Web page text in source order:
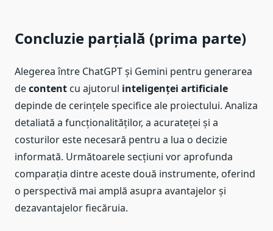
Concluzie parțială (prima parte)
Alegerea între ChatGPT și Gemini pentru generarea
decontent cu ajutorul inteligenței artificiale
depinde de cerințele specifice ale proiectului. Analiza
detaliată a funcționalităților, a acurateței și a
costurilor este necesară pentru a lua o decizie
informată. Următoarele secțiuni vor aprofunda
comparația dintre aceste două instrumente, oferind
o perspectivă mai amplă asupra avantajelor și
dezavantajelor fiecăruia.